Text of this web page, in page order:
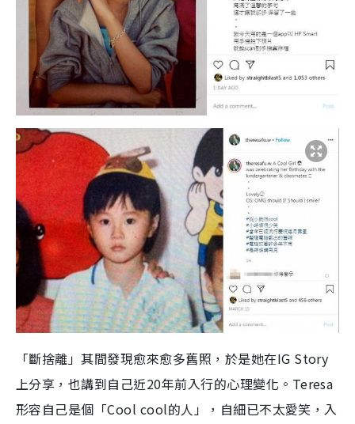
「斷捨離」其間發現愈來愈多舊照，於是她在IG Story
上分享，也講到自己近20年前入行的心理變化。Teresa
形容自己是個「Cool cool的人」，自細已不太愛笑，入